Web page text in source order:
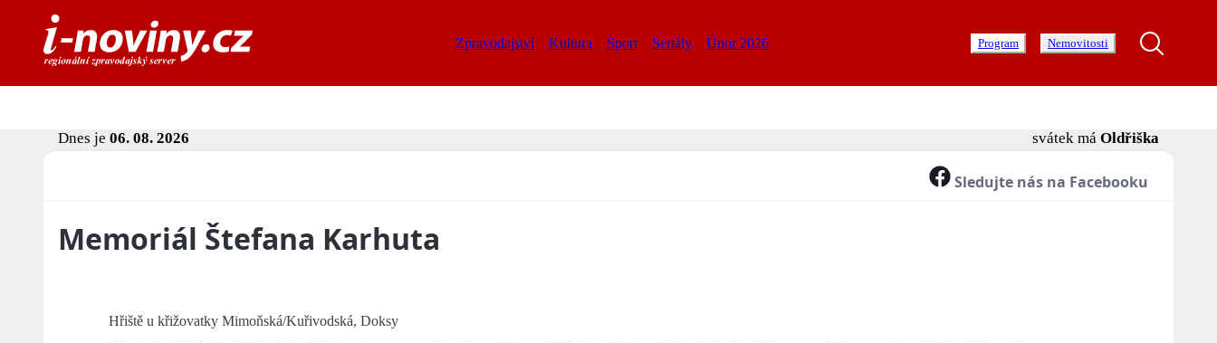
Zpravodajství Kultura Sport Seriály Únor 2026 Program Nemovitosti
Dnes je 06. 08. 2026 svátek má Oldřiška
Sledujte nás na Facebooku
Memoriál Štefana Karhuta
Hřiště u křižovatky Mimoňská/Kuřivodská, Doksy